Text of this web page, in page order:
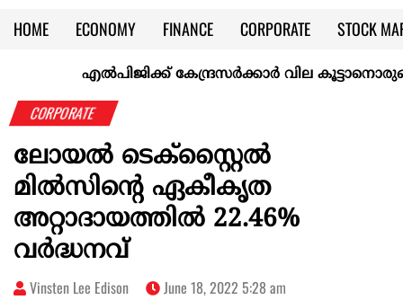
HOME ECONOMY FINANCE CORPORATE
STOCK
KERALA @70
എല്‍പിജിക്ക് കേന്ദ്രസർക്കാർ വില
CORPORATE
ലോയൽ ടെക്സ്റ്റൈൽ
മിൽസിന്റെ ഏകീകൃത
അറ്റാദായത്തിൽ 22.46%
വർദ്ധനവ്
Vinsten Lee Edison June 18, 2022 5:28 am